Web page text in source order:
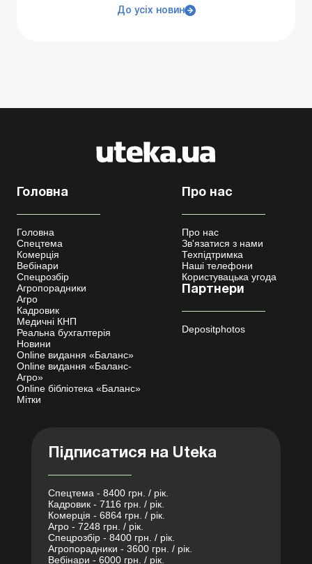
До усіх новин
Головна
Головна
Спецтема
Комерція
Вебінари
Спецрозбір
Агропорадники
Агро
Кадровик
Медичні КНП
Реальна бухгалтерія
Новини
Online видання «Баланс»
Online видання «Баланс-
Агро»
Online бібліотека «Баланс»
Мітки
Про нас
Про нас
Зв'язатися з нами
Техпідтримка
Наші телефони
Користувацька угода
Партнери
Depositphotos
Підписатися на Uteka
Спецтема - 8400 грн. / рік.
Кадровик - 7116 грн. / рік.
Комерція - 6864 грн. / рік.
Агро - 7248 грн. / рік.
Спецрозбір - 8400 грн. / рік.
Агропорадники - 3600 грн. / рік.
Вебінари - 6000 грн. / рік.